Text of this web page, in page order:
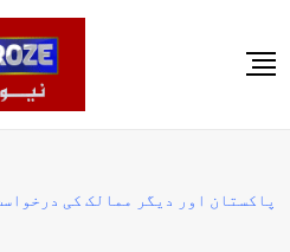
to
پاکستان
پاکستان اور دیگر ممالک کی